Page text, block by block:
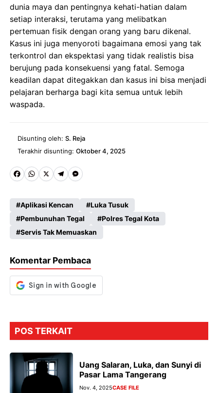
dunia maya dan pentingnya kehati-hatian dalam
setiap interaksi, terutama yang melibatkan
pertemuan fisik dengan orang yang baru dikenal.
Kasus ini juga menyoroti bagaimana emosi yang tak
terkontrol dan ekspektasi yang tidak realistis bisa
berujung pada konsekuensi yang fatal. Semoga
keadilan dapat ditegakkan dan kasus ini bisa menjadi
pelajaran berharga bagi kita semua untuk lebih
waspada.
Disunting oleh: S. Reja
Terakhir disunting: Oktober 4, 2025
Fa
b
o
o
k
W
ts
A
p
X
Te
gr
a
m
M
se
n
g
er
Aplikasi Kencan
Luka Tusuk
Pembunuhan Tegal
Polres Tegal Kota
Servis Tak Memuaskan
Komentar Pembaca
POS TERKAIT
Uang Salaran, Luka, dan Sunyi di
Pasar Lama Tangerang
Nov. 4, 2025CASE FILE